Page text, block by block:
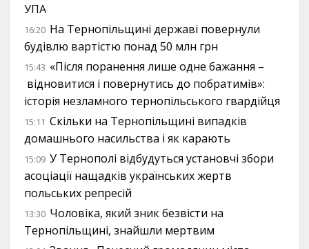
УПА
16:20 На Тернопільщині державі повернули
будівлю вартістю понад 50 млн грн
15:43 «Після поранення лише одне бажання –
відновитися і повернутись до побратимів»:
історія незламного тернопільського гвардійця
15:11 Скільки на Тернопільщині випадків
домашнього насильства і як карають
15:09 У Тернополі відбудуться установчі збори
асоціації нащадків українських жертв
польських репресій
13:30 Чоловіка, який зник безвісти на
Тернопільщині, знайшли мертвим